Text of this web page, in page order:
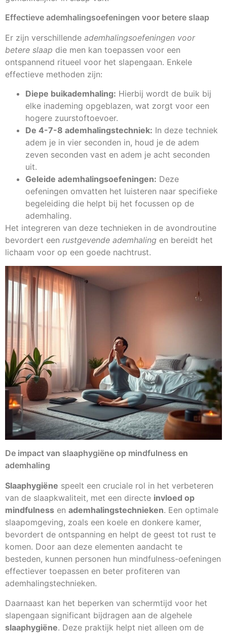
Effectieve ademhalingsoefeningen voor betere slaap
Er zijn verschillende ademhalingsoefeningen voor
betere slaap die men kan toepassen voor een
ontspannend ritueel voor het slapengaan. Enkele
effectieve methoden zijn:
Diepe buikademhaling: Hierbij wordt de buik bij
elke inademing opgeblazen, wat zorgt voor een
hogere zuurstoftoevoer.
De 4-7-8 ademhalingstechniek: In deze techniek
adem je in vier seconden in, houd je de adem
zeven seconden vast en adem je acht seconden
uit.
Geleide ademhalingsoefeningen: Deze
oefeningen omvatten het luisteren naar specifieke
begeleiding die helpt bij het focussen op de
ademhaling.
Het integreren van deze technieken in de avondroutine
bevordert een rustgevende ademhaling en bereidt het
lichaam voor op een goede nachtrust.
De impact van slaaphygiëne op mindfulness en
ademhaling
Slaaphygiëne speelt een cruciale rol in het verbeteren
van de slaapkwaliteit, met een directe invloed op
mindfulness en ademhalingstechnieken. Een optimale
slaapomgeving, zoals een koele en donkere kamer,
bevordert de ontspanning en helpt de geest tot rust te
komen. Door aan deze elementen aandacht te
besteden, kunnen personen hun mindfulness-oefeningen
effectiever toepassen en beter profiteren van
ademhalingstechnieken.
Daarnaast kan het beperken van schermtijd voor het
slapengaan significant bijdragen aan de algehele
slaaphygiëne. Deze praktijk helpt niet alleen om de